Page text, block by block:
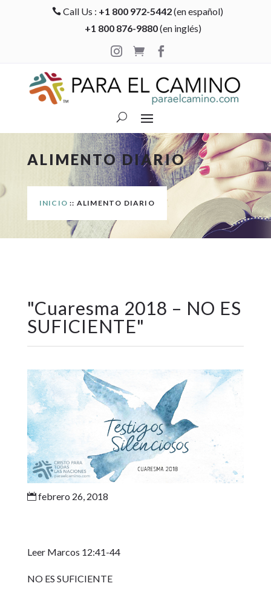
 Call Us : +1 800 972-5442(en español)
+1 800 876-9880(en inglés)

 
ALIMENTO DIARIO
INICIO :: ALIMENTO DIARIO
"Cuaresma 2018 – NO ES
SUFICIENTE"
febrero 26, 2018
Leer Marcos 12:41-44
NO ES SUFICIENTE